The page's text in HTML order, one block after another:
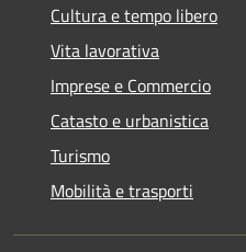
Cultura e tempo libero
Vita lavorativa
Imprese e Commercio
Catasto e urbanistica
Turismo
Mobilità e trasporti